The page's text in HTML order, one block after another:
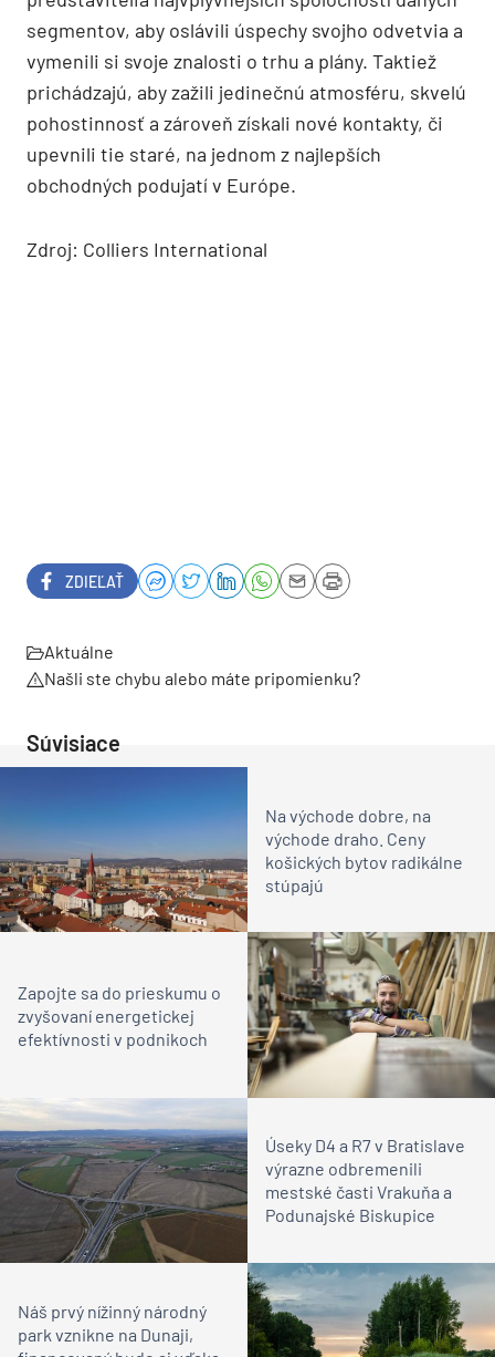
segmentov, aby oslávili úspechy svojho odvetvia a
vymenili si svoje znalosti o trhu a plány. Taktiež
prichádzajú, aby zažili jedinečnú atmosféru, skvelú
pohostinnosť a zároveň získali nové kontakty, či
upevnili tie staré, na jednom z najlepších
obchodných podujatí v Európe.
Zdroj: Colliers International
ZDIEĽAŤ
Aktuálne
Našli ste chybu alebo máte pripomienku?
Súvisiace
Na východe dobre, na
východe draho. Ceny
košických bytov radikálne
stúpajú
Zapojte sa do prieskumu o
zvyšovaní energetickej
efektívnosti v podnikoch
Úseky D4 a R7 v Bratislave
výrazne odbremenili
mestské časti Vrakuňa a
Podunajské Biskupice
Náš prvý nížinný národný
park vznikne na Dunaji,